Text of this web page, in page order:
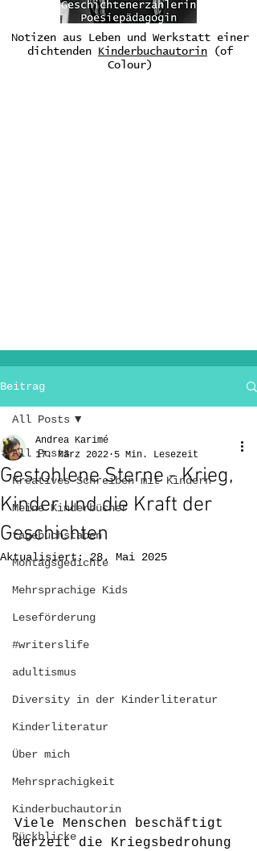
Notizen aus Leben und Werkstatt einer
dichtenden
Kinderbuchautorin (of
Colour)
Beitrag
All Posts
Kreatives Schreiben mit Kindern
Meine Kinderbücher
tagebuchstaben
Montagsgedichte
Mehrsprachige Kids
Leseförderung
#writerslife
adultismus
Diversity in der Kinderliteratur
Kinderliteratur
Über mich
Mehrsprachigkeit
Kinderbuchautorin
Rückblicke
All Posts
Gestohlene Sterne - Krieg,
Kinder und die Kraft der
Geschichten
Andrea Karimé
17. März 2022 5 Min. Lesezeit
Aktualisiert: 28. Mai 2025
Viele Menschen beschäftigt
derzeit die Kriegsbedrohung